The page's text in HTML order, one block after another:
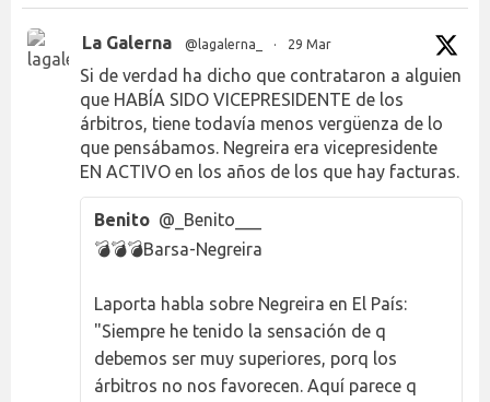
La Galerna @lagalerna_ · 29 Mar
Si de verdad ha dicho que contrataron a alguien
que HABÍA SIDO VICEPRESIDENTE de los
árbitros, tiene todavía menos vergüenza de lo
que pensábamos. Negreira era vicepresidente
EN ACTIVO en los años de los que hay facturas.
Benito @_Benito___
💣💣💣Barsa-Negreira
Laporta habla sobre Negreira en El País:
"Siempre he tenido la sensación de q
debemos ser muy superiores, porq los
árbitros no nos favorecen. Aquí parece q